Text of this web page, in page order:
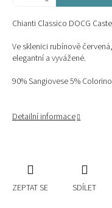
Chianti Classico DOCG
Ve sklenici rubínově
elegantní a vyvážené.
90% Sangiovese 5%
Detailní informace
ZEPTAT SE SDÍLET